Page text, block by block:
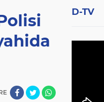
D-TV